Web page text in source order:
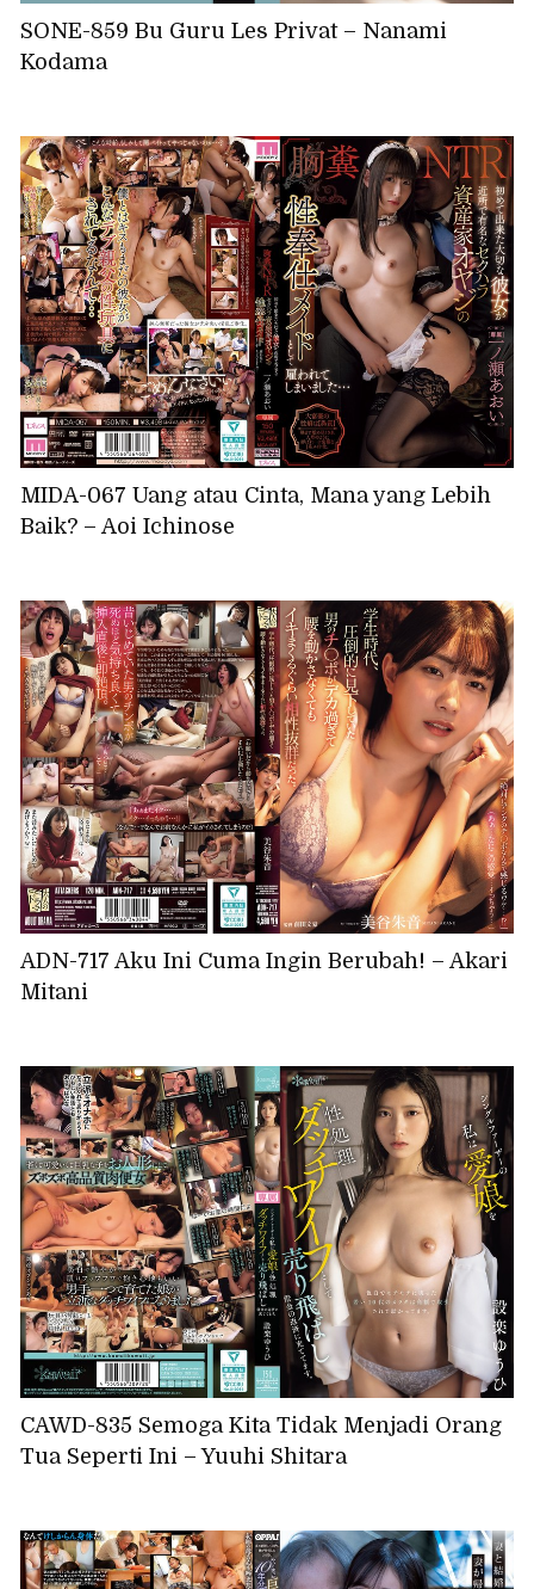
SONE-859 Bu Guru Les Privat – Nanami
Kodama
MIDA-067 Uang atau Cinta, Mana yang Lebih
Baik? – Aoi Ichinose
ADN-717 Aku Ini Cuma Ingin Berubah! – Akari
Mitani
CAWD-835 Semoga Kita Tidak Menjadi Orang
Tua Seperti Ini – Yuuhi Shitara